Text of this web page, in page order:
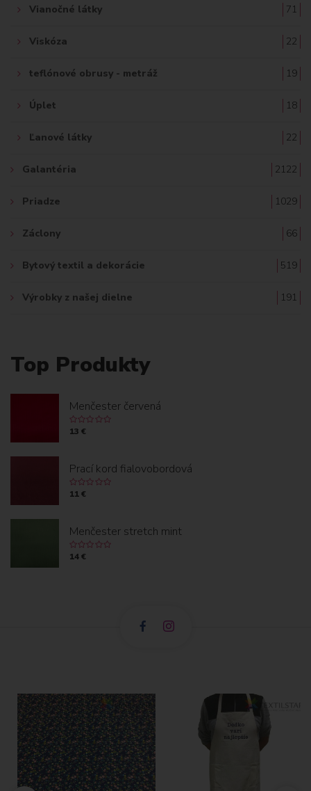
Vianočné látky 71
Viskóza 22
teflónové obrusy - metráž 19
Úplet 18
Ľanové látky 22
Galantéria 2122
Priadze 1029
Záclony 66
Bytový textil a dekorácie 519
Výrobky z našej dielne 191
Top Produkty
Menčester červená
13 €
Prací kord fialovobordová
11 €
Menčester stretch mint
14 €